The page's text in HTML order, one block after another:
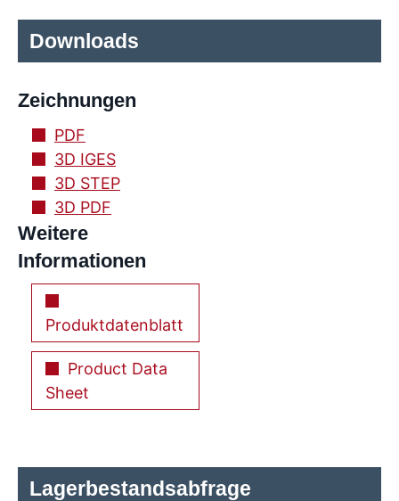
Downloads
Zeichnungen
PDF
3D IGES
3D STEP
3D PDF
Weitere
Informationen
Produktdatenblatt
Product Data
Sheet
Lagerbestandsabfrage